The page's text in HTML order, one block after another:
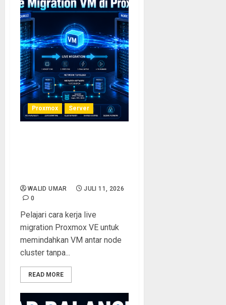
Proxmox Server
WALID UMAR
JULI 11, 2026
0
Pelajari cara kerja live
migration Proxmox VE untuk
memindahkan VM antar node
cluster tanpa...
READ MORE